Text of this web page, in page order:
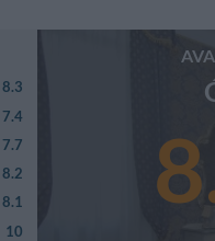
8.3
7.4
7.7
8.2
8.1
10